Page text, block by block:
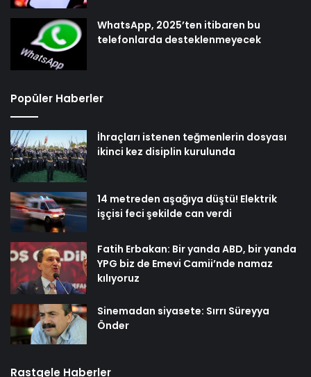
WhatsApp, 2025’ten itibaren bu
telefonlarda desteklenmeyecek
Popüler Haberler
İhraçları istenen teğmenlerin dosyası
ikinci kez disiplin kurulunda
14 metreden aşağıya düştü! Elektrik
işçisi feci şekilde can verdi
Fatih Erbakan: Bir yanda ABD, bir yanda
YPG biz de Emevi Camii’nde namaz
kılıyoruz
Sinemadan siyasete: Sırrı Süreyya
Önder
Rastgele Haberler